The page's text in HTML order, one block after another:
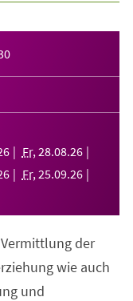
Fr, 28.08.26
Fr, 25.09.26
der
wie auch
und